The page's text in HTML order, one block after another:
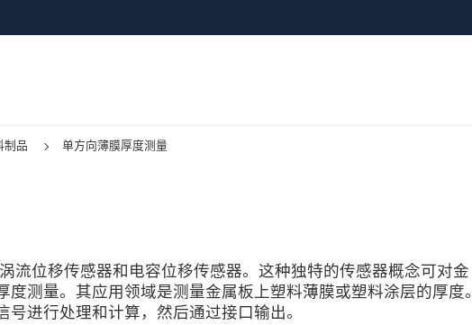
制品 单方向薄膜厚度测量
流位移传感器和电容位移传感器。这种独特的传感器概念可对金
测量。其应用领域是测量金属板上塑料薄膜或塑料涂层的厚度。
进行处理和计算，然后通过接口输出。